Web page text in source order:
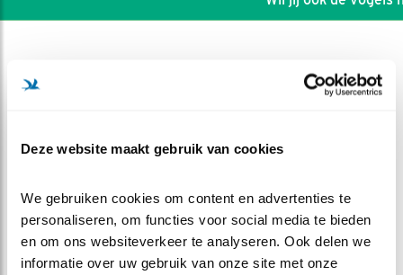
Deze website maakt gebruik van cookies
We gebruiken cookies om content en advertenties te
personaliseren, om functies voor social media te bieden
en om ons websiteverkeer te analyseren. Ook delen we
informatie over uw gebruik van onze site met onze